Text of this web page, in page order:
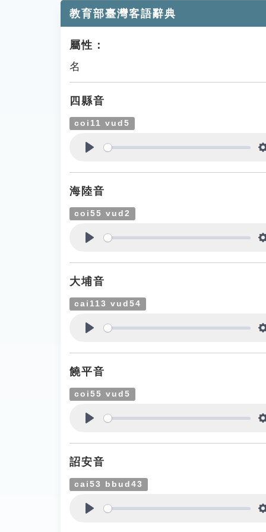
教育部臺灣客語辭典
屬性：
名
四縣音
coi11 vud5
海陸音
coi55 vud2
大埔音
cai113 vud54
饒平音
coi55 vud5
詔安音
cai53 bbud43